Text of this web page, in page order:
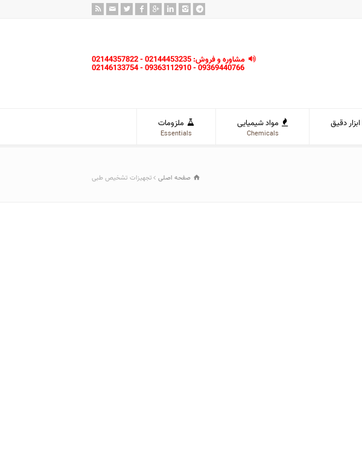
مشاوره و فروش: 02144453235 - 02144357822
09369440766 - 09363112910 - 02146133754
ابزار دقیق مواد شیمیایی
Chemicals
ملزومات
Essentials
صفحه اصلی تجهیزات تشخیص طبی